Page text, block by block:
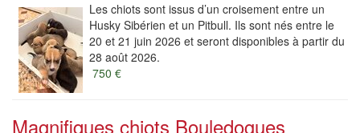
Les chiots sont issus d’un croisement entre un
Husky Sibérien et un Pitbull. Ils sont nés entre le
20 et 21 juin 2026 et seront disponibles à partir du
28 août 2026.
750 €
Magnifiques chiots Bouledogues